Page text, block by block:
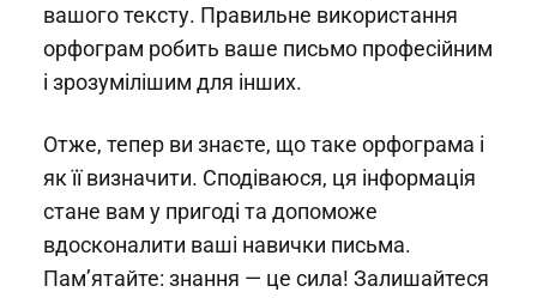
вашого тексту. Правильне використання
орфограм робить ваше письмо професійним
і зрозумілішим для інших.
Отже, тепер ви знаєте, що таке орфограма і
як її визначити. Сподіваюся, ця інформація
стане вам у пригоді та допоможе
вдосконалити ваші навички письма.
Пам’ятайте: знання — це сила! Залишайтеся